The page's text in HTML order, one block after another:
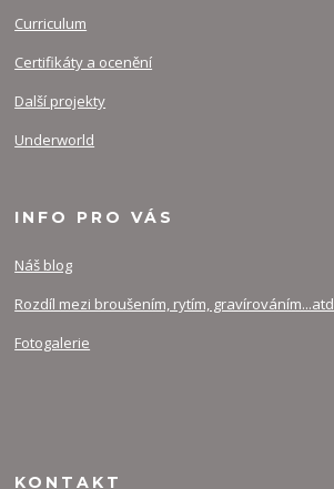
Curriculum
Certifikáty a ocenění
Další projekty
Underworld
INFO PRO VÁS
Náš blog
Rozdíl mezi broušením, rytím, gravírováním...atd
Fotogalerie
KONTAKT